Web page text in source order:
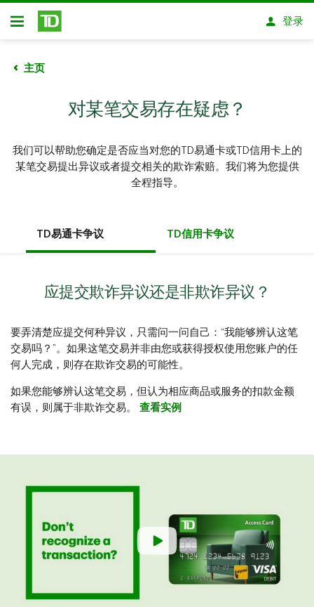
跳转到主要内容
开放式房屋贷款
登录
主页
对某笔交易存在疑虑？
我们可以帮助您确定是否应当对您的TD易通卡或TD信用卡上的
某笔交易提出异议或者提交相关的欺诈索赔。我们将为您提供
全程指导。
TD易通卡争议 TD信用卡争议
应提交欺诈异议还是非欺诈异议？
要弄清楚应提交何种异议，只需问一问自己：“我能够辨认这笔
交易吗？”。如果这笔交易并非由您或获得授权使用您账户的任
何人完成，则存在欺诈交易的可能性。
如果您能够辨认这笔交易，但认为相应商品或服务的扣款金额
有误，则属于非欺诈交易。 查看实例